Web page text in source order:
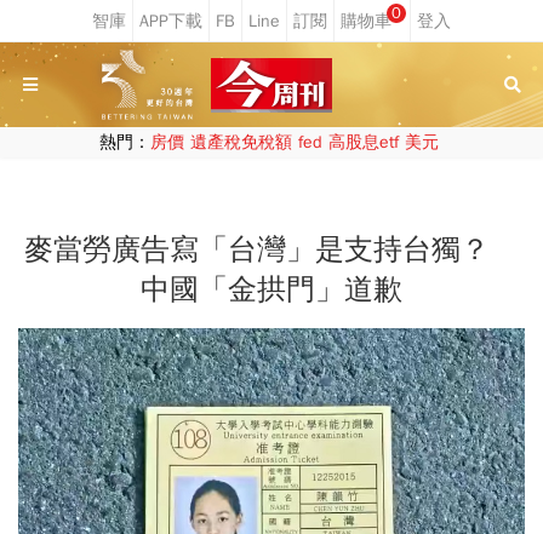
0
熱門： 房價 遺產稅免稅額 fed 高股息etf 美元
麥當勞廣告寫「台灣」是支持台獨？
中國「金拱門」道歉